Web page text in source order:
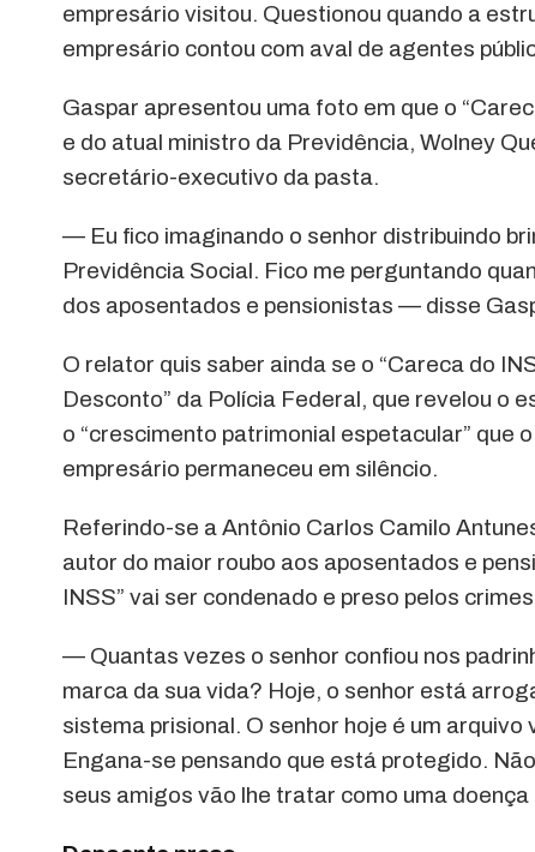
empresário visitou. Questionou quando a
empresário contou com aval de agentes
Gaspar apresentou uma foto em que o
e do atual ministro da Previdência, Wolney
secretário-executivo da pasta.
— Eu fico imaginando o senhor distribuindo
Previdência Social. Fico me perguntando
dos aposentados e pensionistas — disse
O relator quis saber ainda se o “Careca do
Desconto” da Polícia Federal, que revelou o
o “crescimento patrimonial espetacular” que
empresário permaneceu em silêncio.
Referindo-se a Antônio Carlos Camilo
autor do maior roubo aos aposentados e
INSS” vai ser condenado e preso pelos
— Quantas vezes o senhor confiou nos
marca da sua vida? Hoje, o senhor está
sistema prisional. O senhor hoje é um
Engana-se pensando que está protegido.
seus amigos vão lhe tratar como uma